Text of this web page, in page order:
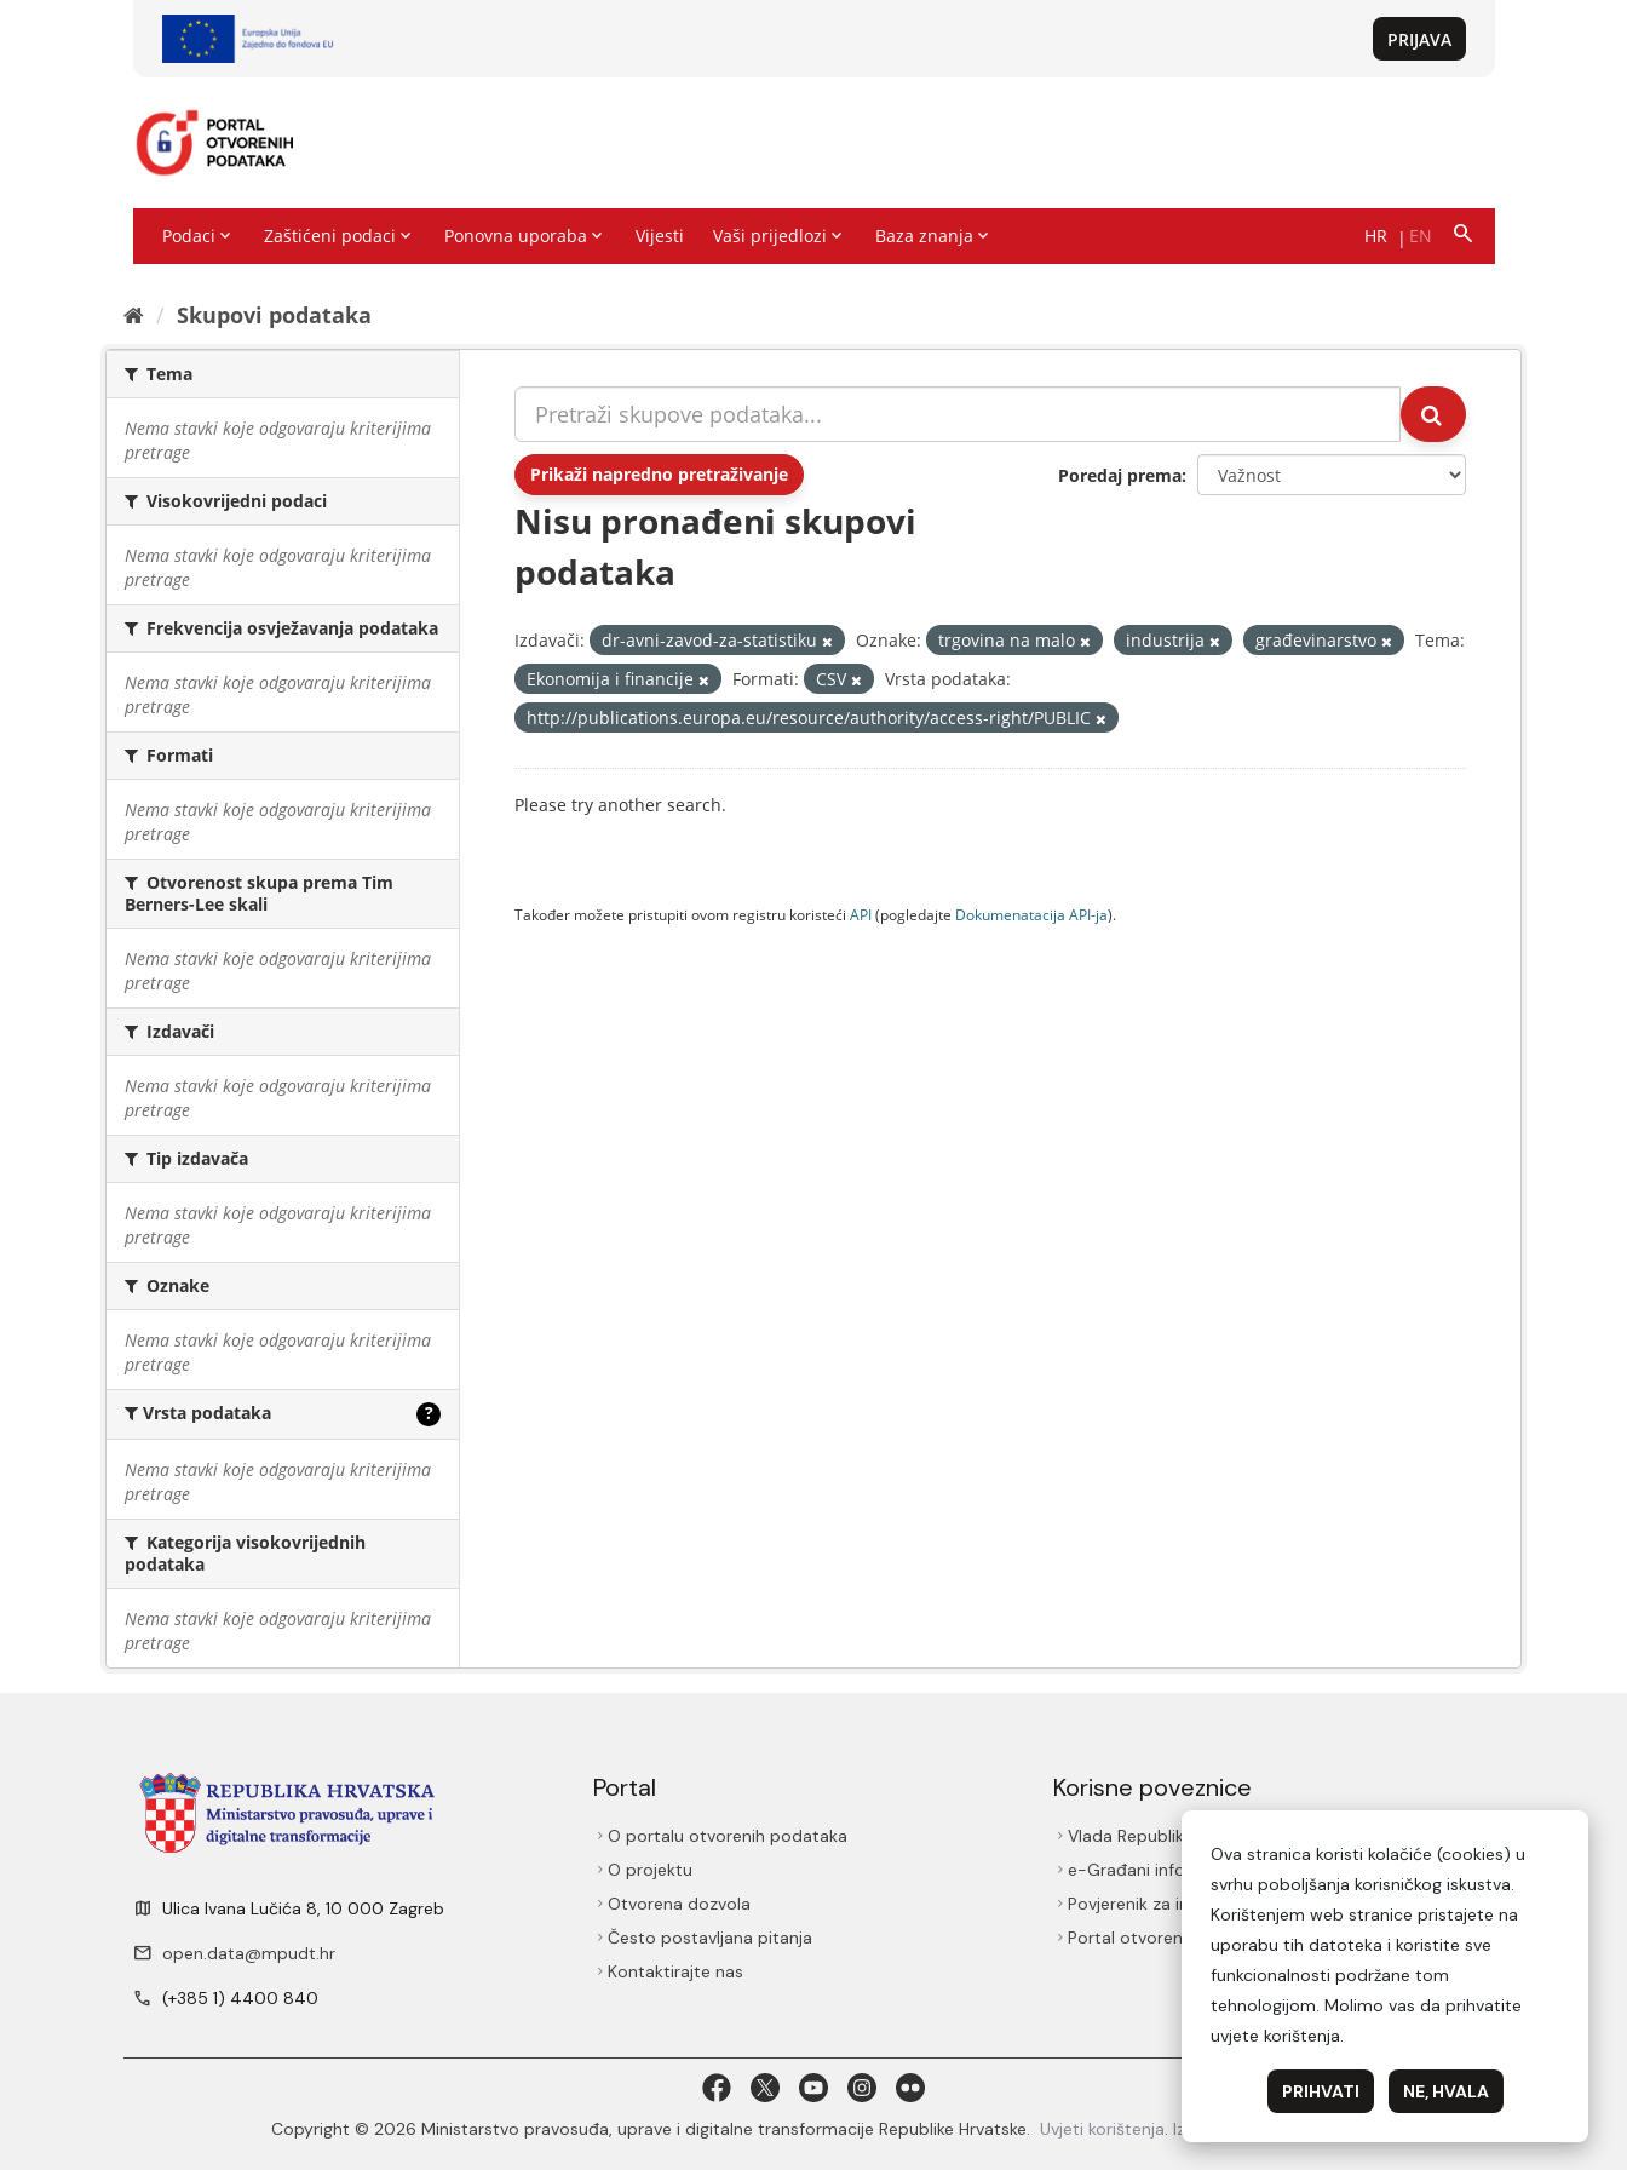
Skupovi podаtаkа
Tema
Nema stavki koje odgovaraju kriterijima
pretrage
Visokovrijedni podaci
Nema stavki koje odgovaraju kriterijima
pretrage
Frekvencija osvježavanja podataka
Nema stavki koje odgovaraju kriterijima
pretrage
Formati
Nema stavki koje odgovaraju kriterijima
pretrage
Otvorenost skupa prema Tim
Berners-Lee skali
Nema stavki koje odgovaraju kriterijima
pretrage
Izdavači
Nema stavki koje odgovaraju kriterijima
pretrage
Tip izdavača
Nema stavki koje odgovaraju kriterijima
pretrage
Oznake
Nema stavki koje odgovaraju kriterijima
pretrage
Vrsta podataka ?
Nema stavki koje odgovaraju kriterijima
pretrage
Kategorija visokovrijednih
podataka
Nema stavki koje odgovaraju kriterijima
pretrage
Prikaži napredno pretraživanje Poredaj prema
Nisu pronađeni skupovi
podataka
Izdavači: dr-avni-zavod-za-statistiku Oznake: trgovina na malo industrija građevinarstvo
Tema:
Ekonomija i financije
Formati: CSV
Vrsta podataka:
http://publications.europa.eu/resource/authority/access-right/PUBLIC
Please try another search.
Također možete pristupiti ovom registru koristeći API(pogledajte Dokumenаtаcijа API-jа).